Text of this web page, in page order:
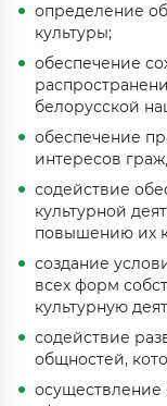
определение
культуры;
обеспечение
белорусской
обеспечение
интересов
содействие
культурной
повышению их
создание
всех форм
культурную
содействие
общностей,
осуществление